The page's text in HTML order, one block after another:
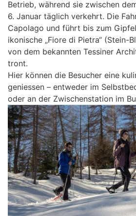
Betrieb, während sie zwischen
6. Januar täglich verkehrt. Die
Capolago und führt bis zum
ikonische „Fiore di Pietra“ (Stein-
von dem bekannten Tessiner
tront.
Hier können die Besucher eine
geniessen – entweder im
oder an der Zwischenstation im